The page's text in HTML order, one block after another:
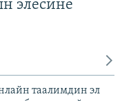
элесине
таалимдин эл